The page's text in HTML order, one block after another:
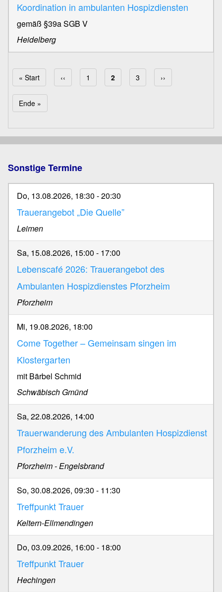
Koordination in ambulanten Hospizdiensten
gemäß §39a SGB V
Heidelberg
Erste Seite
« Start Vorherige Seite
‹‹ Page
1 Aktuelle Seite
2 Page
3 Nächste Seite
››
Letzte Seite
Ende »
Sonstige Termine
Do, 13.08.2026, 18:30 -20:30
Trauerangebot „Die Quelle”
Leimen
Sa, 15.08.2026, 15:00 - 17:00
Lebenscafé 2026: Trauerangebot des
Ambulanten Hospizdienstes Pforzheim
Pforzheim
Mi, 19.08.2026, 18:00
Come Together – Gemeinsam singen im
Klostergarten
mit Bärbel Schmid
Schwäbisch Gmünd
Sa, 22.08.2026, 14:00
Trauerwanderung des Ambulanten Hospizdienst
Pforzheim e.V.
Pforzheim - Engelsbrand
So, 30.08.2026, 09:30 - 11:30
Treffpunkt Trauer
Keltern-Ellmendingen
Do, 03.09.2026, 16:00 - 18:00
Treffpunkt Trauer
Hechingen